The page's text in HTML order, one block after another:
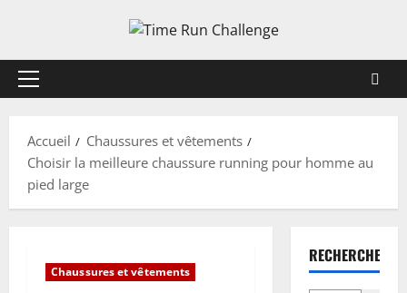
contenu
Menu
Accueil
Chaussures et vêtements
Choisir la meilleure chaussure running pour homme au
pied large
Chaussures et vêtements
RECHERCHER